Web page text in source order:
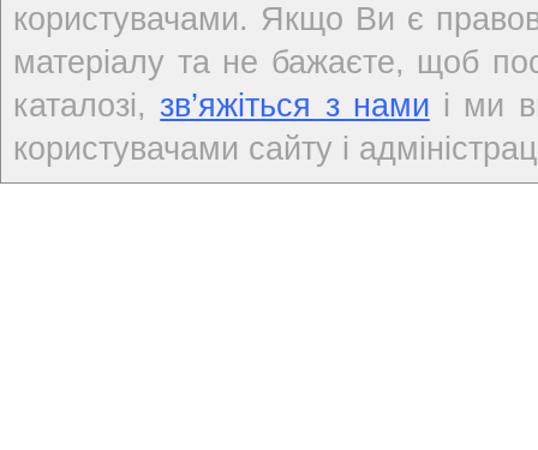
користувачами. Якщо Ви є
матеріалу та не бажаєте, щоб
каталозі,зв’яжіться з нами і ми
користувачами сайту і